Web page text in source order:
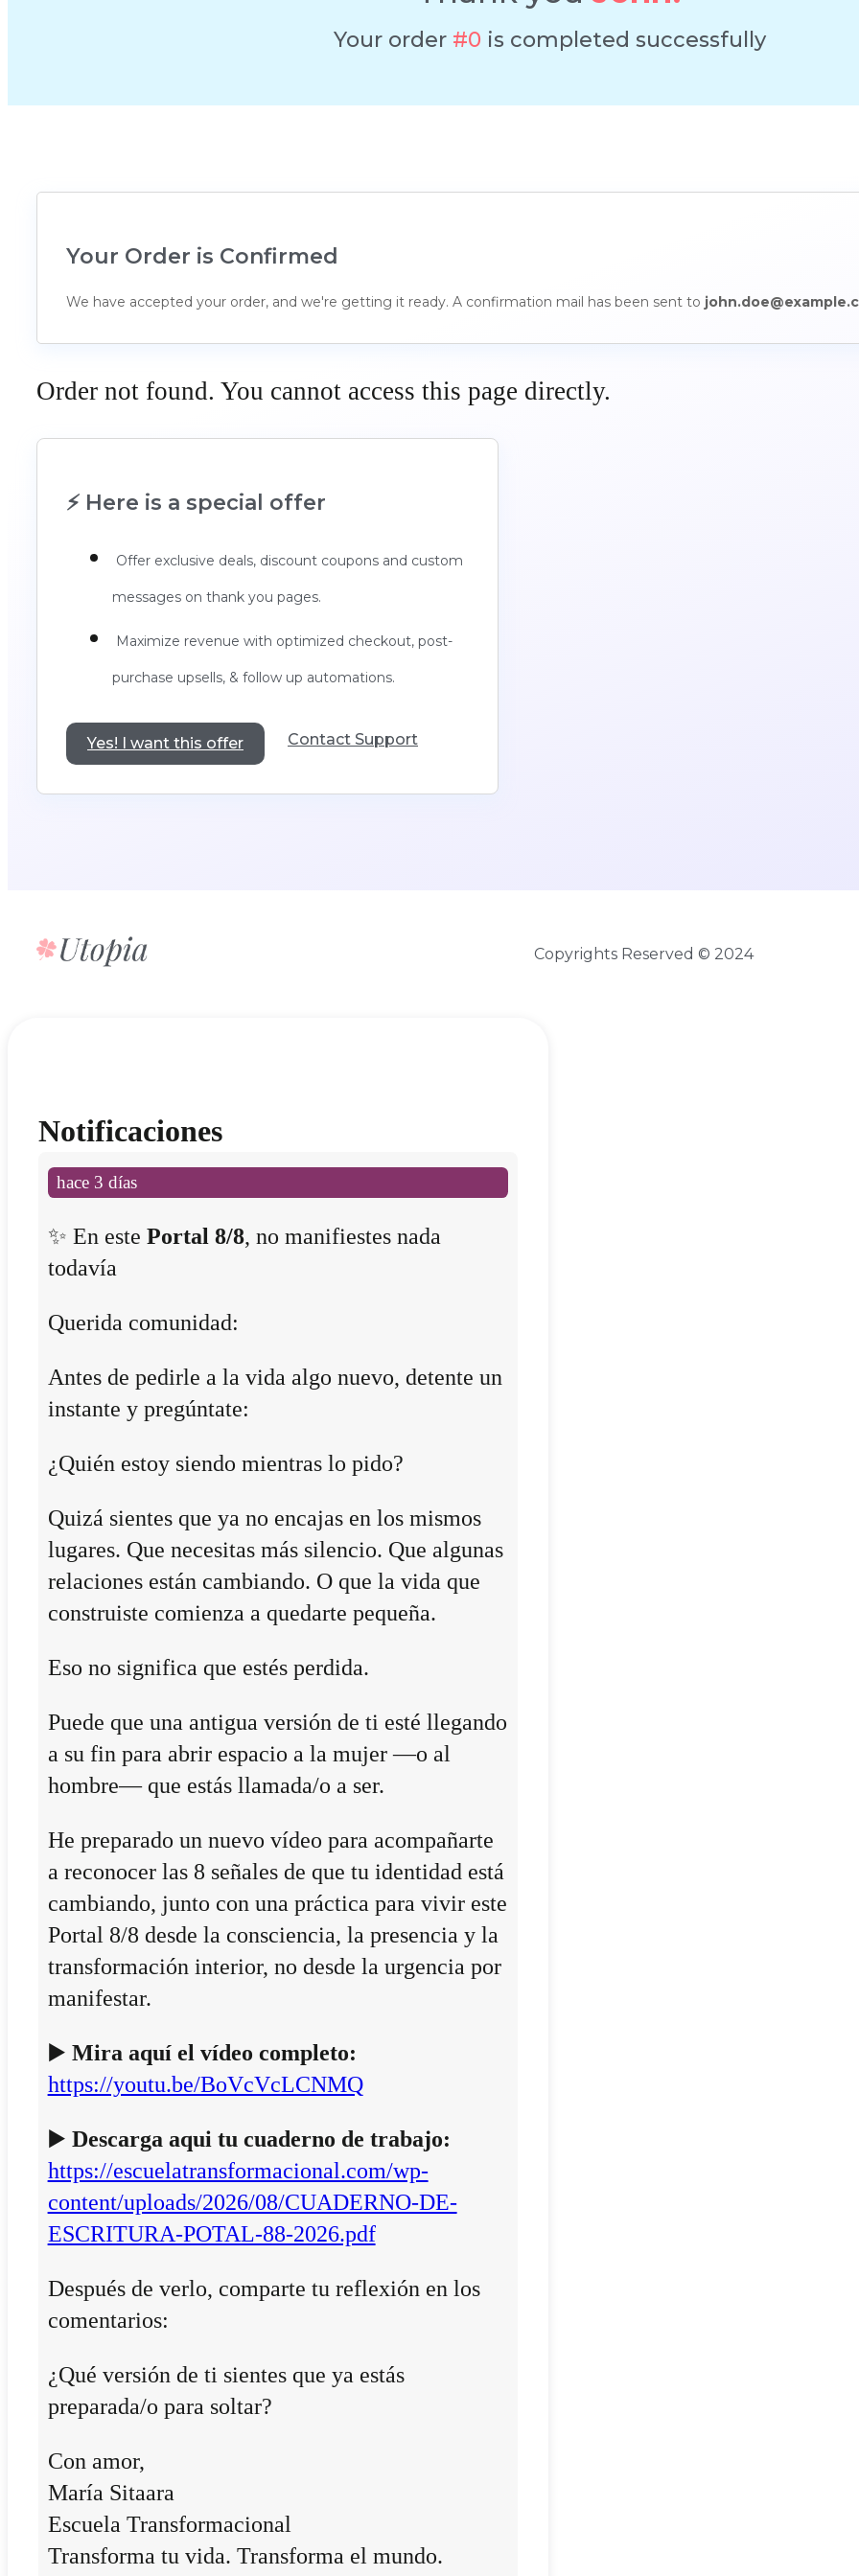
Your order #0 is completed successfully
Your Order is Confirmed​
We have accepted your order, and we're getting it ready. A confirmation mail has been sent to
Order not found. You cannot access this page directly.
⚡ Here is a special offer
Offer exclusive deals, discount coupons and custom
messages on thank you pages.
Maximize revenue with optimized checkout, post-
purchase upsells, & follow up automations.
Yes! I want this offer Contact Support
Copyrights Reserved © 2024
Notificaciones
hace 3 días
✨ En este Portal 8/8, no manifiestes nada
todavía
Querida comunidad:
Antes de pedirle a la vida algo nuevo, detente un
instante y pregúntate:
¿Quién estoy siendo mientras lo pido?
Quizá sientes que ya no encajas en los mismos
lugares. Que necesitas más silencio. Que algunas
relaciones están cambiando. O que la vida que
construiste comienza a quedarte pequeña.
Eso no significa que estés perdida.
Puede que una antigua versión de ti esté llegando
a su fin para abrir espacio a la mujer —o al
hombre— que estás llamada/o a ser.
He preparado un nuevo vídeo para acompañarte
a reconocer las 8 señales de que tu identidad está
cambiando, junto con una práctica para vivir este
Portal 8/8 desde la consciencia, la presencia y la
transformación interior, no desde la urgencia por
manifestar.
▶️ Mira aquí el vídeo completo:
https://youtu.be/BoVcVcLCNMQ
▶️ Descarga aqui tu cuaderno de trabajo:
https://escuelatransformacional.com/wp-
content/uploads/2026/08/CUADERNO-DE-
ESCRITURA-POTAL-88-2026.pdf
Después de verlo, comparte tu reflexión en los
comentarios:
¿Qué versión de ti sientes que ya estás
preparada/o para soltar?
Con amor,
María Sitaara
Escuela Transformacional
Transforma tu vida. Transforma el mundo.